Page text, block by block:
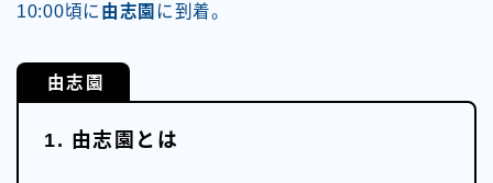
10:00頃に 由志園 に到着。
由志園
1. 由志園とは